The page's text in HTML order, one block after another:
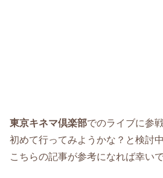
東京キネマ倶楽部でのライブに参
初めて行ってみようかな？と検討中
こちらの記事が参考になれば幸いで